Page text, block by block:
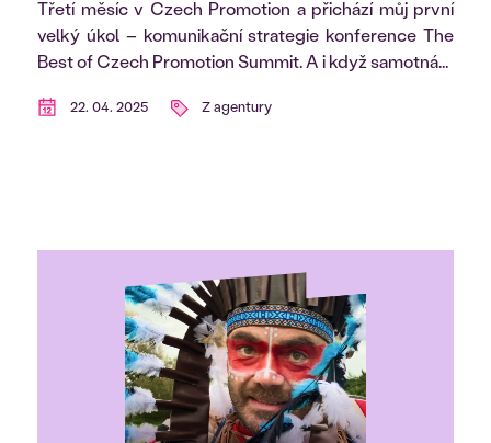
Třetí měsíc v Czech Promotion a přichází můj první
velký úkol – komunikační strategie konference The
Best of Czech Promotion Summit. A i když samotná...
22. 04. 2025 Z agentury